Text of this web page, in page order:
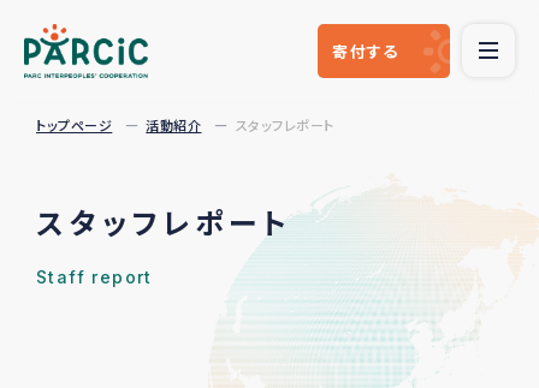
寄付する
トップページ 活動紹介 スタッフレポート
スタッフレポート
Staff report